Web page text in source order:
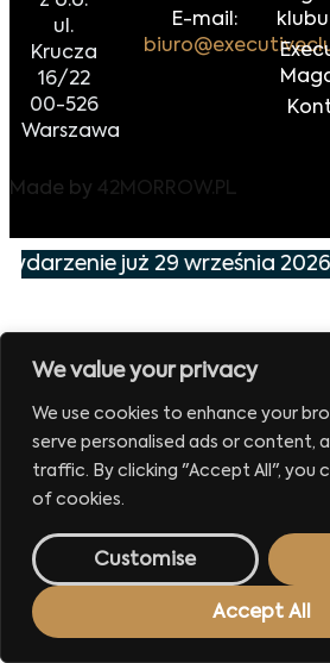
We value your privacy
We use cookies to enhance your
serve personalised ads or content,
traffic. By clicking "Accept All", you
of cookies.
Customise
Accept All
DO NAS
ul.
Krucza
16/22
00-526
Warszawa
E-mail:
klubu
Made by 42MORROW.PL
już 29 września 2026